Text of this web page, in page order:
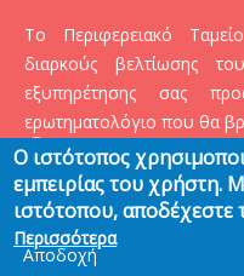
Το Περιφερειακό
διαρκούς βελτίωσης
εξυπηρέτησης σας
ερωτηματολόγιο που θα
Ο ιστότοπος
εμπειρίας του χρήστη.
ιστότοπου,
Περισσότερα
Αποδοχή